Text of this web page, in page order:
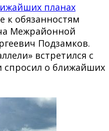
планах
к обязанностям
Межрайонной
Подзамков.
встретился с
спросил о ближайших